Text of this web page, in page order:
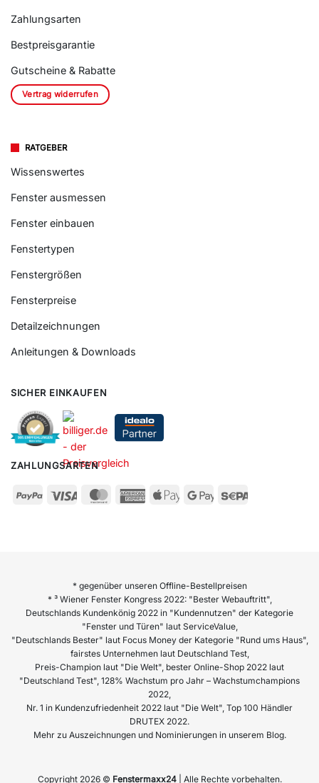
Zahlungsarten
Bestpreisgarantie
Gutscheine & Rabatte
Vertrag widerrufen
RATGEBER
Wissenswertes
Fenster ausmessen
Fenster einbauen
Fenstertypen
Fenstergrößen
Fensterpreise
Detailzeichnungen
Anleitungen & Downloads
SICHER EINKAUFEN
ZAHLUNGSARTEN
* gegenüber unseren Offline-Bestellpreisen
* ³ Wiener Fenster Kongress 2022: "Bester Webauftritt",
Deutschlands Kundenkönig 2022 in "Kundennutzen" der Kategorie
"Fenster und Türen" laut ServiceValue,
"Deutschlands Bester" laut Focus Money der Kategorie "Rund ums Haus",
fairstes Unternehmen laut Deutschland Test,
Preis-Champion laut "Die Welt", bester Online-Shop 2022 laut
"Deutschland Test", 128% Wachstum pro Jahr – Wachstumchampions
2022,
Nr. 1 in Kundenzufriedenheit 2022 laut "Die Welt", Top 100 Händler
DRUTEX 2022.
Mehr zu Auszeichnungen und Nominierungen in unserem Blog.
Copyright 2026 © Fenstermaxx24| Alle Rechte vorbehalten.